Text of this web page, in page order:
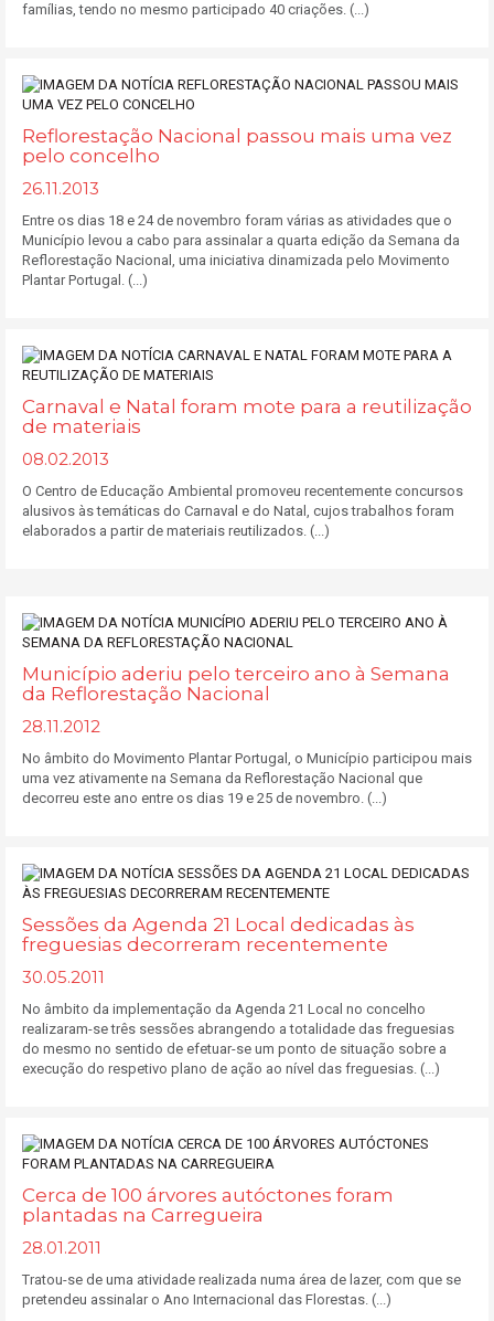
famílias, tendo no mesmo participado 40 criações. (...)
Reflorestação Nacional passou mais uma vez
pelo concelho
26.11.2013
Entre os dias 18 e 24 de novembro foram várias as atividades que o
Município levou a cabo para assinalar a quarta edição da Semana da
Reflorestação Nacional, uma iniciativa dinamizada pelo Movimento
Plantar Portugal. (...)
Carnaval e Natal foram mote para a reutilização
de materiais
08.02.2013
O Centro de Educação Ambiental promoveu recentemente concursos
alusivos às temáticas do Carnaval e do Natal, cujos trabalhos foram
elaborados a partir de materiais reutilizados. (...)
Município aderiu pelo terceiro ano à Semana
da Reflorestação Nacional
28.11.2012
No âmbito do Movimento Plantar Portugal, o Município participou mais
uma vez ativamente na Semana da Reflorestação Nacional que
decorreu este ano entre os dias 19 e 25 de novembro. (...)
Sessões da Agenda 21 Local dedicadas às
freguesias decorreram recentemente
30.05.2011
No âmbito da implementação da Agenda 21 Local no concelho
realizaram-se três sessões abrangendo a totalidade das freguesias
do mesmo no sentido de efetuar-se um ponto de situação sobre a
execução do respetivo plano de ação ao nível das freguesias. (...)
Cerca de 100 árvores autóctones foram
plantadas na Carregueira
28.01.2011
Tratou-se de uma atividade realizada numa área de lazer, com que se
pretendeu assinalar o Ano Internacional das Florestas. (...)